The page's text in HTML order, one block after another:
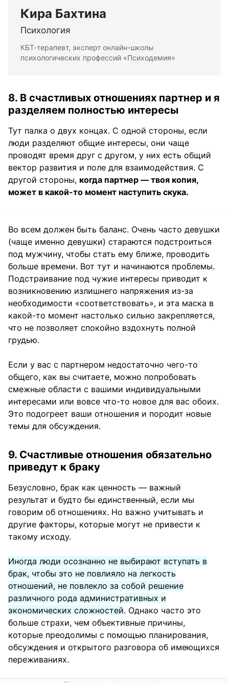
Кира Бахтина
Психология
КБТ-терапевт, эксперт онлайн-школы
психологических профессий «Психодемия»
8. В счастливых отношениях партнер и я
разделяем полностью интересы
Тут палка о двух концах. С одной стороны, если
люди разделяют общие интересы, они чаще
проводят время друг с другом, у них есть общий
вектор развития и поле для взаимодействия. С
другой стороны, когда партнер — твоя копия,
может в какой-то момент наступить скука.
Во всем должен быть баланс. Очень часто девушки
(чаще именно девушки) стараются подстроиться
под мужчину, чтобы стать ему ближе, проводить
больше времени. Вот тут и начинаются проблемы.
Подстраивание под чужие интересы приводит к
возникновению излишнего напряжения из-за
необходимости «соответствовать», и эта маска в
какой-то момент настолько сильно закрепляется,
что не позволяет спокойно вздохнуть полной
грудью.
Если у вас с партнером недостаточно чего-то
общего, как вы считаете, можно попробовать
смежные области с вашими индивидуальными
интересами или вовсе что-то новое для вас обоих.
Это подогреет ваши отношения и породит новые
темы для обсуждения.
9. Счастливые отношения обязательно
приведут к браку
Безусловно, брак как ценность — важный
результат и будто бы единственный, если мы
говорим об отношениях. Но важно учитывать и
другие факторы, которые могут не привести к
такому исходу.
Иногда люди осознанно не выбирают вступать в
брак, чтобы это не повлияло на легкость
отношений, не повлекло за собой решение
различного рода административных и
экономических сложностей. Однако часто это
больше страхи, чем объективные причины,
которые преодолимы с помощью планирования,
обсуждения и открытого разговора об имеющихся
переживаниях.